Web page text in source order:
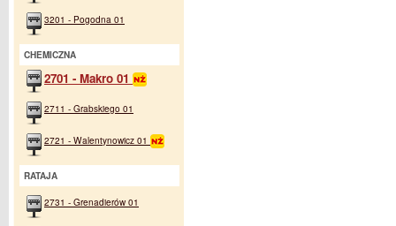
3201 - Pogodna 01
CHEMICZNA
2701 - Makro 01
2711 - Grabskiego 01
2721 - Walentynowicz 01
RATAJA
2731 - Grenadierów 01